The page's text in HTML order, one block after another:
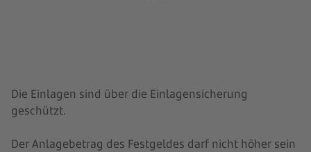
Die Einlagen sind über die Einlagensicherung
geschützt.
Der Anlagebetrag des Festgeldes darf nicht höher sein